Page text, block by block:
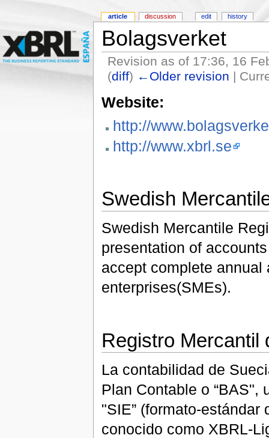
Bolagsverket
Revision as of 17:36, 16
(diff) ←Older revision |
Website:
http://
http://www.xbrl.se
Swedish
Swedish Mercantile
presentation of
accept complete
enterprises(SMEs).
Registro Mercantil
La contabilidad de
Plan Contable o “BAS",
"SIE” (formato-
conocido como XBRL-
article discussion edit history